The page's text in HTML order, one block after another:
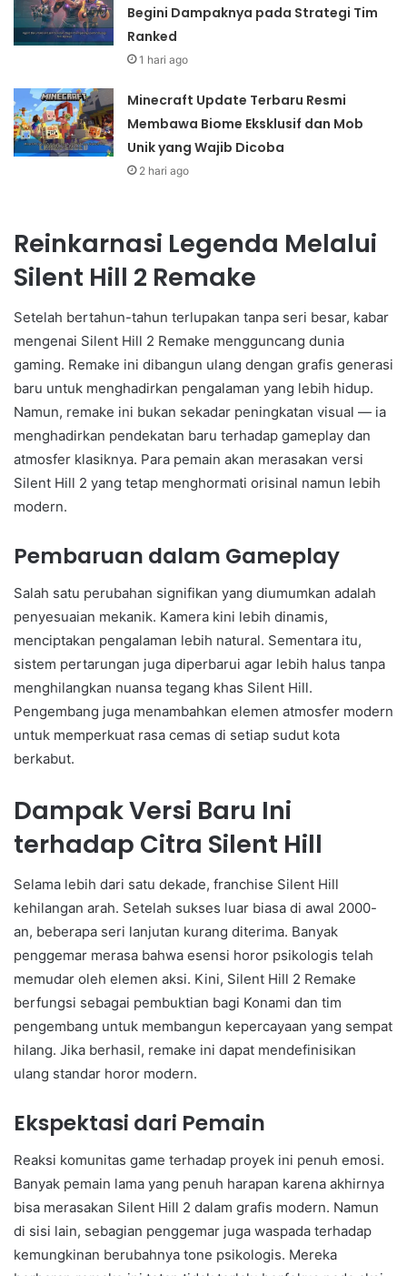
Begini Dampaknya pada Strategi Tim
Ranked
1 hari ago
Minecraft Update Terbaru Resmi
Membawa Biome Eksklusif dan Mob
Unik yang Wajib Dicoba
2 hari ago
Reinkarnasi Legenda Melalui
Silent Hill 2 Remake
Setelah bertahun-tahun terlupakan tanpa seri besar, kabar
mengenai Silent Hill 2 Remake mengguncang dunia
gaming. Remake ini dibangun ulang dengan grafis generasi
baru untuk menghadirkan pengalaman yang lebih hidup.
Namun, remake ini bukan sekadar peningkatan visual — ia
menghadirkan pendekatan baru terhadap gameplay dan
atmosfer klasiknya. Para pemain akan merasakan versi
Silent Hill 2 yang tetap menghormati orisinal namun lebih
modern.
Pembaruan dalam Gameplay
Salah satu perubahan signifikan yang diumumkan adalah
penyesuaian mekanik. Kamera kini lebih dinamis,
menciptakan pengalaman lebih natural. Sementara itu,
sistem pertarungan juga diperbarui agar lebih halus tanpa
menghilangkan nuansa tegang khas Silent Hill.
Pengembang juga menambahkan elemen atmosfer modern
untuk memperkuat rasa cemas di setiap sudut kota
berkabut.
Dampak Versi Baru Ini
terhadap Citra Silent Hill
Selama lebih dari satu dekade, franchise Silent Hill
kehilangan arah. Setelah sukses luar biasa di awal 2000-
an, beberapa seri lanjutan kurang diterima. Banyak
penggemar merasa bahwa esensi horor psikologis telah
memudar oleh elemen aksi. Kini, Silent Hill 2 Remake
berfungsi sebagai pembuktian bagi Konami dan tim
pengembang untuk membangun kepercayaan yang sempat
hilang. Jika berhasil, remake ini dapat mendefinisikan
ulang standar horor modern.
Ekspektasi dari Pemain
Reaksi komunitas game terhadap proyek ini penuh emosi.
Banyak pemain lama yang penuh harapan karena akhirnya
bisa merasakan Silent Hill 2 dalam grafis modern. Namun
di sisi lain, sebagian penggemar juga waspada terhadap
kemungkinan berubahnya tone psikologis. Mereka